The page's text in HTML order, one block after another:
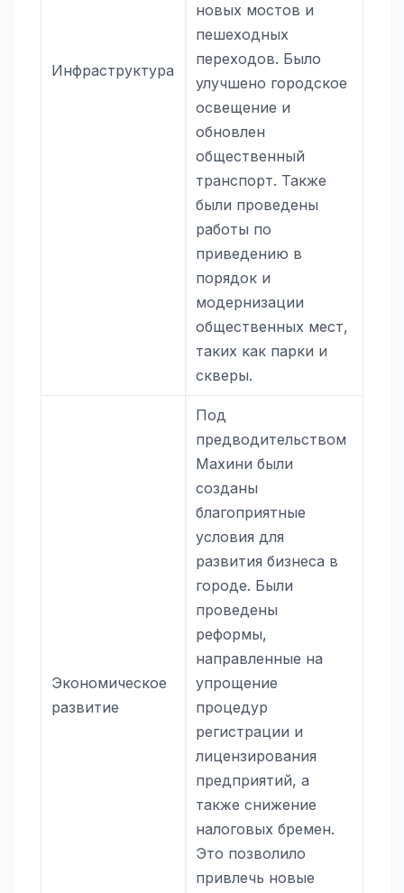
Инфраструктура
новых мостов и
пешеходных
переходов. Было
улучшено городское
освещение и
обновлен
общественный
транспорт. Также
были проведены
работы по
приведению в
порядок и
модернизации
общественных мест,
таких как парки и
скверы.
Экономическое
развитие
Под
предводительством
Махини были
созданы
благоприятные
условия для
развития бизнеса в
городе. Были
проведены
реформы,
направленные на
упрощение
процедур
регистрации и
лицензирования
предприятий, а
также снижение
налоговых бремен.
Это позволило
привлечь новые